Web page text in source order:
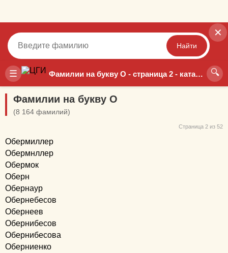
☰ Фамилии на букву О - страница 2 - каталог РосГенеа 🔍
✕
Найти
Точный Неточный
Фамилии на букву О
(8 164 фамилий)
Страница 2 из 52
Обермиллер
Обермнллер
Обермок
Оберн
Обернаур
Обернебесов
Обернеев
Обернибесов
Обернибесова
Оберниенко